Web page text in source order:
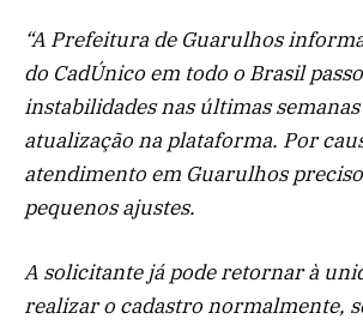
“A Prefeitura de Guarulhos
do CadÚnico em todo o Brasil
instabilidades nas últimas
atualização na plataforma. Por
atendimento em Guarulhos
pequenos ajustes.
A solicitante já pode retornar à
realizar o cadastro normalmente,